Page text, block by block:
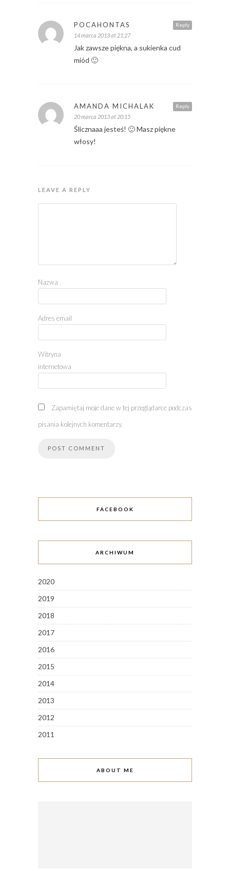
Reply
POCAHONTAS
14 marca 2013 at 21:27
Jak zawsze piękna, a sukienka cud
miód 🙂
Reply
AMANDA MICHALAK
20 marca 2013 at 20:15
Ślicznaaa jesteś! 🙂 Masz piękne
włosy!
LEAVE A REPLY
Nazwa
Adres email
Witryna
internetowa
Zapamiętaj moje dane w tej przeglądarce podczas
pisania kolejnych komentarzy.
FACEBOOK
ARCHIWUM
2020
2019
2018
2017
2016
2015
2014
2013
2012
2011
ABOUT ME